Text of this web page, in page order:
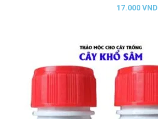
17.000 VND